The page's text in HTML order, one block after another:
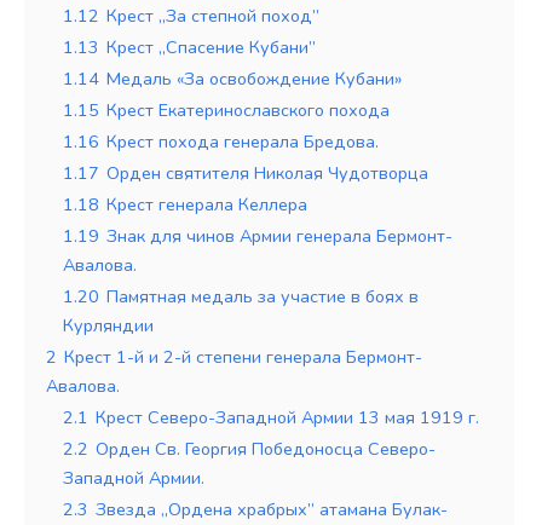
1.12 Крест „За степной поход”
1.13 Крест „Спасение Кубани”
1.14 Медаль «За освобождение Кубани»
1.15 Крест Екатеринославского похода
1.16 Крест похода генерала Бредова.
1.17 Орден святителя Николая Чудотворца
1.18 Крест генерала Келлера
1.19 Знак для чинов Армии генерала Бермонт-
Авалова.
1.20 Памятная медаль за участие в боях в
Курляндии
2 Крест 1-й и 2-й степени генерала Бермонт-
Авалова.
2.1 Крест Северо-Западной Армии 13 мая 1919 г.
2.2 Орден Св. Георгия Победоносца Северо-
Западной Армии.
2.3 Звезда „Ордена храбрых” атамана Булак-